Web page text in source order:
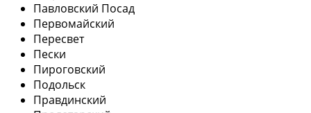
Павловский Посад
Первомайский
Пересвет
Пески
Пироговский
Подольск
Правдинский